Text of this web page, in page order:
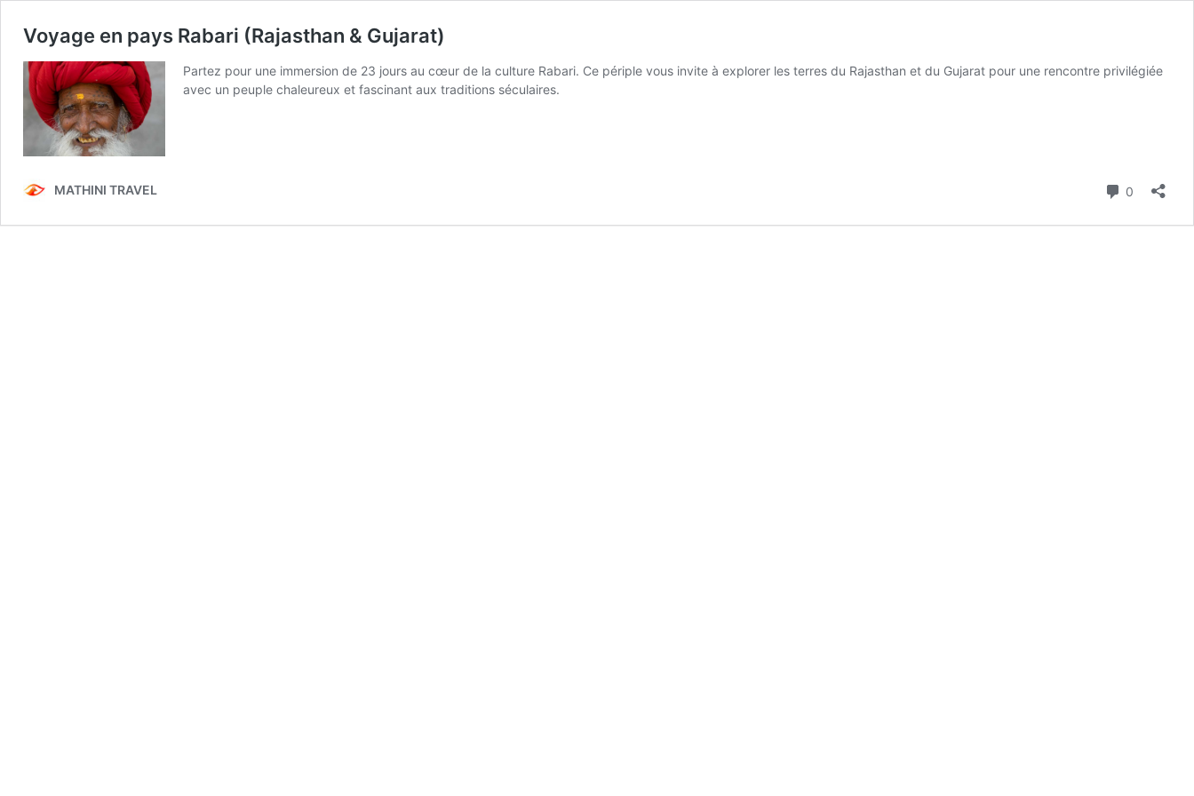
Voyage en pays Rabari (Rajasthan & Gujarat)
Partez pour une immersion de 23 jours au cœur de la culture Rabari. Ce périple vous invite à explorer les terres du Rajasthan et du Gujarat pour une rencontre privilégiée
avec un peuple chaleureux et fascinant aux traditions séculaires.
MATHINI TRAVEL 0